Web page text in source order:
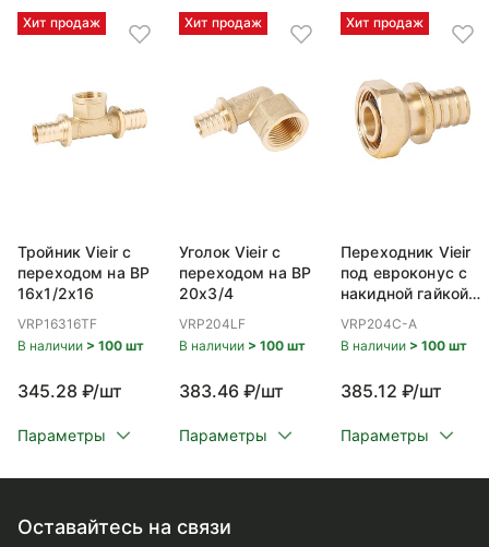
Хит продаж
Тройник Vieir с
переходом на ВР
16x1/2x16
VRP16316TF
В наличии > 100 шт
345.28 ₽/шт
Параметры
Хит продаж
Уголок Vieir с
переходом на ВР
20x3/4
VRP204LF
В наличии > 100 шт
383.46 ₽/шт
Параметры
Хит продаж
Переходник Vieir
под евроконус с
накидной гайкой
VRP204C-A
В наличии > 100 шт
385.12 ₽/шт
Параметры
Оставайтесь на связи